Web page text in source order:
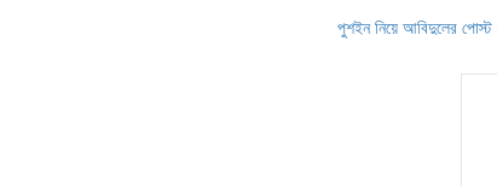
পুশইন নিয়ে আবিদুলের পোস্ট ভাইরাল